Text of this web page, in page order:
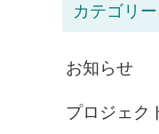
カテゴリー
お知らせ
プロジェク